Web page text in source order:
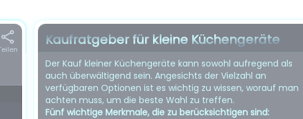
Kaufratgeber für kleine Küchengeräte
Der Kauf kleiner Küchengeräte kann sowohl aufregend als
auch überwältigend sein. Angesichts der Vielzahl an
verfügbaren Optionen ist es wichtig zu wissen, worauf man
achten muss, um die beste Wahl zu treffen.
Fünf wichtige Merkmale, die zu berücksichtigen sind: